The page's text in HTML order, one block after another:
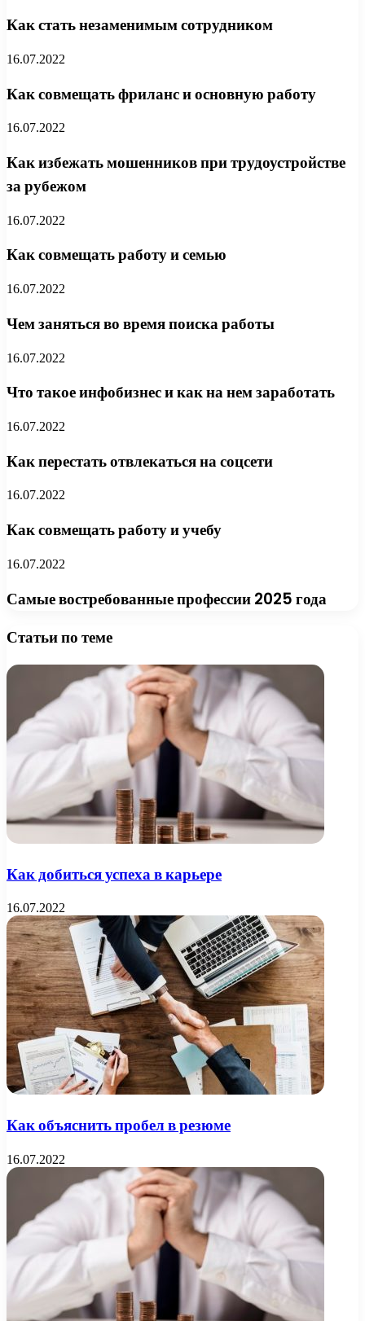
Как стать незаменимым сотрудником
16.07.2022
Как совмещать фриланс и основную работу
16.07.2022
Как избежать мошенников при трудоустройстве
за рубежом
16.07.2022
Как совмещать работу и семью
16.07.2022
Чем заняться во время поиска работы
16.07.2022
Что такое инфобизнес и как на нем заработать
16.07.2022
Как перестать отвлекаться на соцсети
16.07.2022
Как совмещать работу и учебу
16.07.2022
Самые востребованные профессии 2025 года
Статьи по теме
Как добиться успеха в карьере
16.07.2022
Как объяснить пробел в резюме
16.07.2022